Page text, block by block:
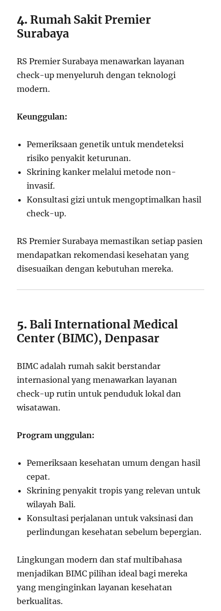
4.Rumah Sakit Premier
Surabaya
RS Premier Surabaya menawarkan layanan
check-up menyeluruh dengan teknologi
modern.
Keunggulan:
Pemeriksaan genetik untuk mendeteksi
risiko penyakit keturunan.
Skrining kanker melalui metode non-
invasif.
Konsultasi gizi untuk mengoptimalkan hasil
check-up.
RS Premier Surabaya memastikan setiap pasien
mendapatkan rekomendasi kesehatan yang
disesuaikan dengan kebutuhan mereka.
5.Bali International Medical
Center (BIMC), Denpasar
BIMC adalah rumah sakit berstandar
internasional yang menawarkan layanan
check-up rutin untuk penduduk lokal dan
wisatawan.
Program unggulan:
Pemeriksaan kesehatan umum dengan hasil
cepat.
Skrining penyakit tropis yang relevan untuk
wilayah Bali.
Konsultasi perjalanan untuk vaksinasi dan
perlindungan kesehatan sebelum bepergian.
Lingkungan modern dan staf multibahasa
menjadikan BIMC pilihan ideal bagi mereka
yang menginginkan layanan kesehatan
berkualitas.